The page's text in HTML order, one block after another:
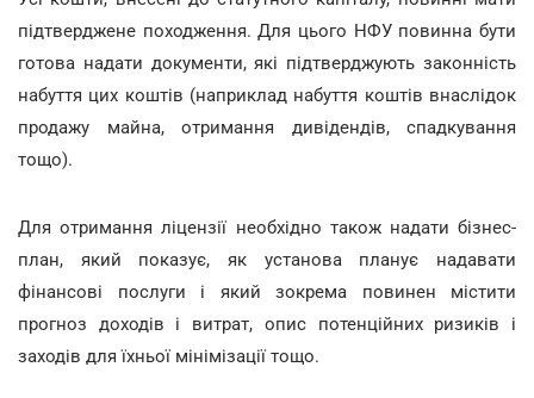
підтверджене походження. Для цього НФУ повинна бути
готова надати документи, які підтверджують законність
набуття цих коштів (наприклад набуття коштів внаслідок
продажу майна, отримання дивідендів, спадкування
тощо).
Для отримання ліцензії необхідно також надати бізнес-
план, який показує, як установа планує надавати
фінансові послуги і який зокрема повинен містити
прогноз доходів і витрат, опис потенційних ризиків і
заходів для їхньої мінімізації тощо.